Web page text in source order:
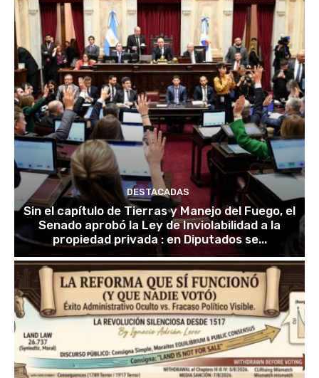
DESTACADAS
Sin el capítulo de Tierras y Manejo del Fuego, el
Senado aprobó la Ley de Inviolabilidad a la
propiedad privada : en Diputados se...